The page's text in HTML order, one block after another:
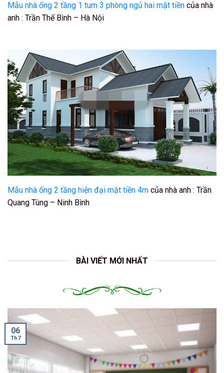
Mẫu nhà ống 2 tầng 1 tum 3 phòng ngủ hai mặt tiền của nhà
anh : Trần Thế Bình – Hà Nội
Mẫu nhà ống 2 tầng hiện đại mặt tiền 4m của nhà anh : Trần
Quang Tùng – Ninh Bình
BÀI VIẾT MỚI NHẤT
06
Th7